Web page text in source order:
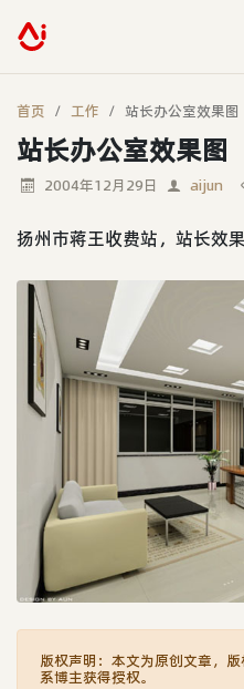
首页 工作 站长办公室效果图
站长办公室效果图
2004年12月29日 aijun
扬州市蒋王收费站，站长效
版权声明：本文为原创文章，版
系博主获得授权。